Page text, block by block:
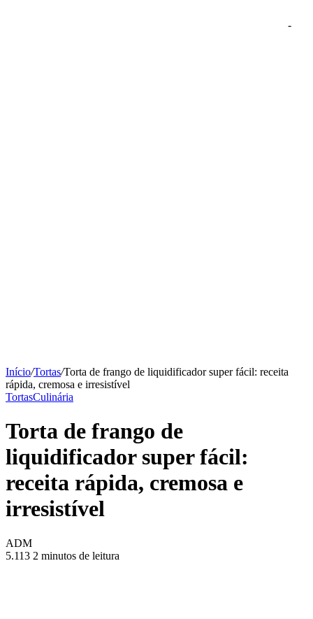
-
Início/Tortas/Torta de frango de liquidificador super fácil: receita
rápida, cremosa e irresistível
TortasCulinária
Torta de frango de
liquidificador super fácil:
receita rápida, cremosa e
irresistível
ADM
5.113 2 minutos de leitura